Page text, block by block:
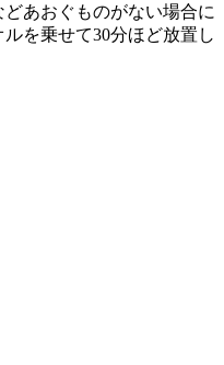
あおぐものがない場合に
を乗せて30分ほど放置し